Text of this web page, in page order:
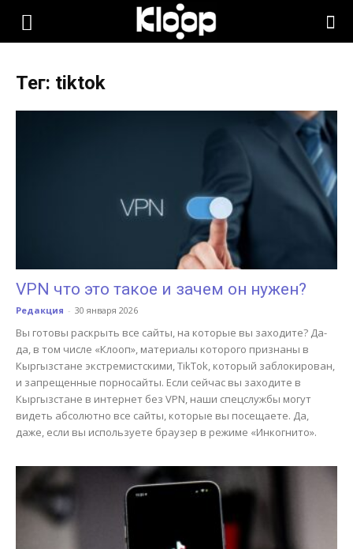
KLOOP.KG
Тег: tiktok
VPN что это такое и зачем он нужен?
Редакция - 30 января 2026
Вы готовы раскрыть все сайты, на которые вы заходите? Да-
да, в том числе «Клооп», материалы которого признаны в
Кыргызстане экстремистскими, TikTok, который заблокирован,
и запрещенные порносайты. Если сейчас вы заходите в
Кыргызстане в интернет без VPN, наши спецслужбы могут
видеть абсолютно все сайты, которые вы посещаете. Да,
даже, если вы используете браузер в режиме «Инкогнито».